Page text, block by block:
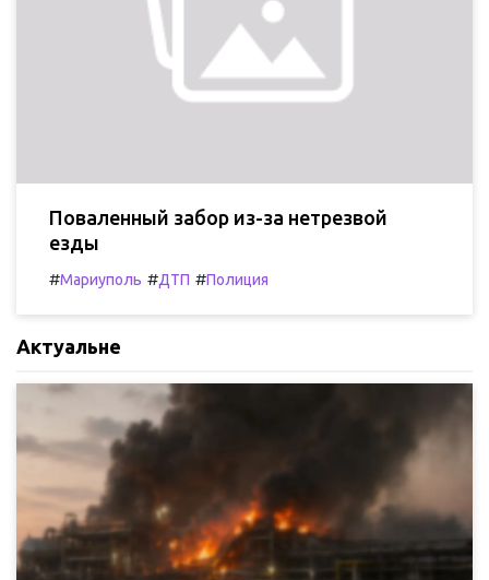
Поваленный забор из-за нетрезвой
езды
#Мариуполь #ДТП #Полиция
Актуальне